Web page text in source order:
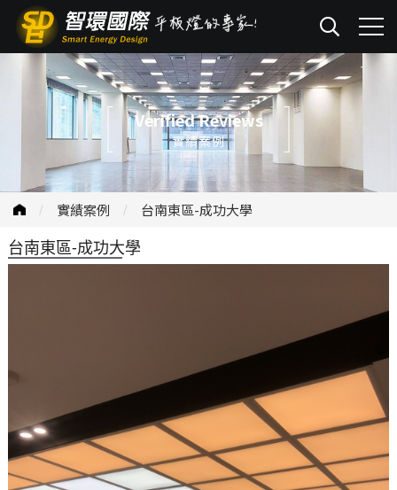
Verified Reviews
實績案例
實績案例 台南東區-成功大學
台南東區-成功大學